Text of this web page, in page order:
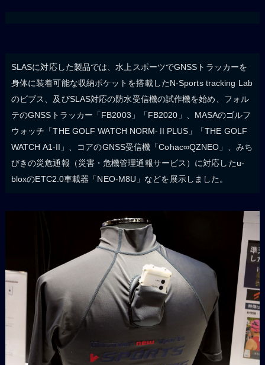
SLASに対応した製品では、水上スポーツでGNSSトラッカーを
身体に装着可能な収納ポケットを搭載したN-Sports tracking Lab
のビブス、及びSLAS対応の防水受信機の試作機を始め、フォル
テのGNSSトラッカー「FB2003」「FB2020」、MASAのゴルフ
ウォッチ「THE GOLF WATCH NORM-ⅡPLUS」「THE GOLF
WATCH A1-II」、コアのGNSS受信機「Cohac∞QZNEO」、みち
びきの災危通報（災害・危機管理通報サービス）に対応したu-
bloxのETC2.0車載器「NEO-M8U」などを展示しました。